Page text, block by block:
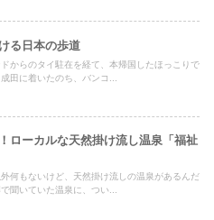
る日本の歩道
からのタイ駐在を経て、本帰国したほっこりで
田に着いたのち、バンコ...
ローカルな天然掛け流し温泉「福祉
外何もないけど、天然掛け流しの温泉があるんだ
聞いていた温泉に、つい...